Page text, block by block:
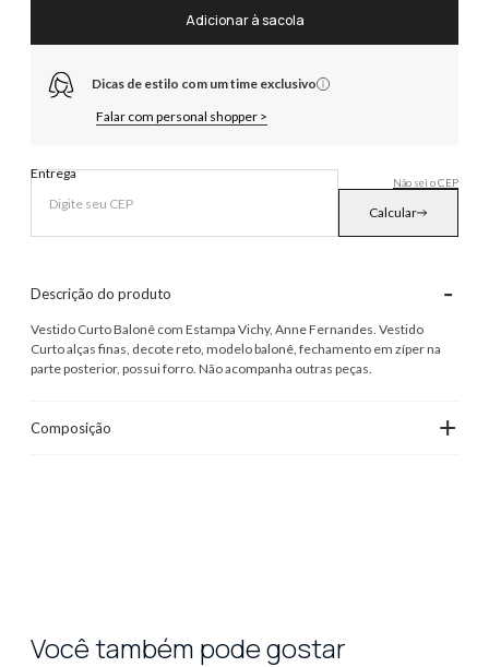
Adicionar à sacola
Dicas de estilo com um time exclusivo
Falar com personal shopper >
Entrega
Não sei o CEP
Calcular
Descrição do produto -
Vestido Curto Balonê com Estampa Vichy, Anne Fernandes. Vestido
Curto alças finas, decote reto, modelo balonê, fechamento em zíper na
parte posterior, possui forro. Não acompanha outras peças.
Composição +
Você também pode gostar